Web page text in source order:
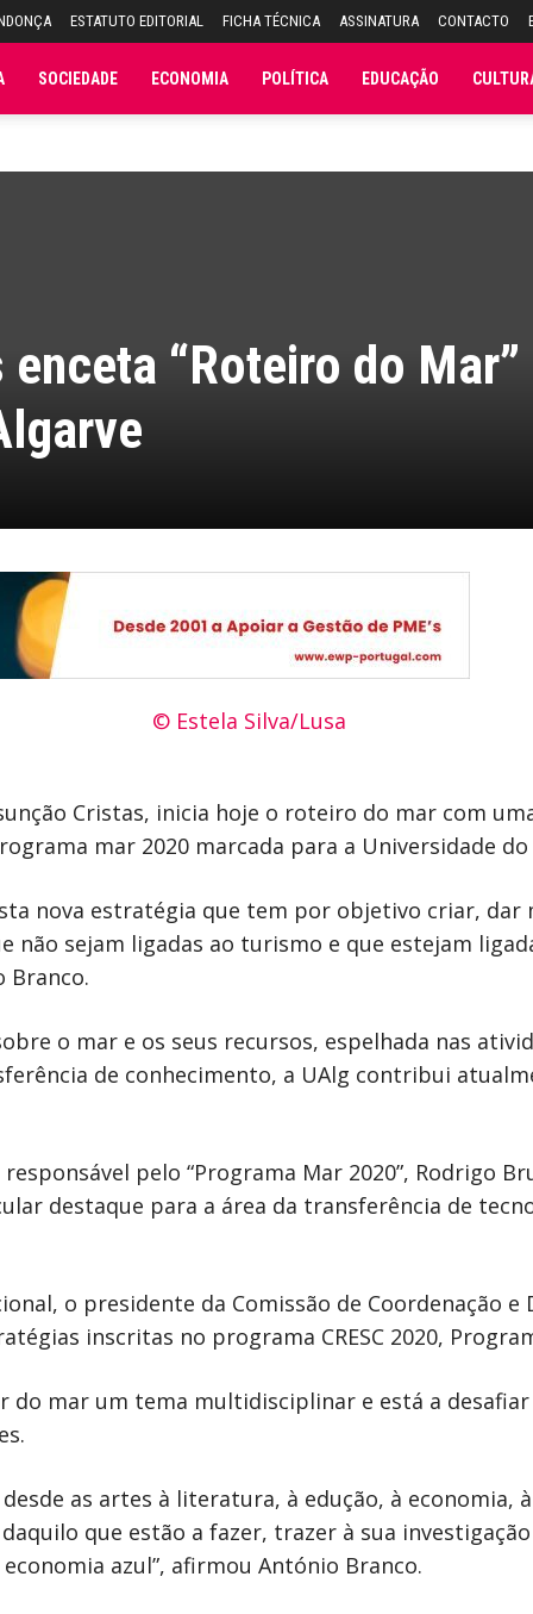
ESTATUTO EDITORIAL FICHA TÉCNICA ASSINATURA CONTACTO
SOCIEDADE ECONOMIA POLÍTICA EDUCAÇÃO
“Roteiro do Mar”
Cristas, inicia hoje o roteiro do mar com
mar 2020 marcada para a Universidade do
nova estratégia que tem por objetivo criar, dar
não sejam ligadas ao turismo e que estejam
Branco.
o mar e os seus recursos, espelhada nas
de conhecimento, a UAlg contribui
pelo “Programa Mar 2020”, Rodrigo
destaque para a área da transferência de
o presidente da Comissão de Coordenação e
inscritas no programa CRESC 2020,
do mar um tema multidisciplinar e está a
as artes à literatura, à edução, à economia,
que estão a fazer, trazer à sua
azul”, afirmou António Branco.